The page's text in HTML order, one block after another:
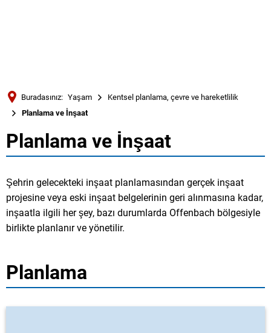
Русский
Buradasınız: Yaşam
Kentsel planlama, çevre ve hareketlilik
Planlama ve İnşaat
Planlama
İnşaat
Planlama ve İnşaat
Şehrin gelecekteki inşaat planlamasından gerçek inşaat
projesine veya eski inşaat belgelerinin geri alınmasına kadar,
inşaatla ilgili her şey, bazı durumlarda Offenbach bölgesiyle
birlikte planlanır ve yönetilir.
Planlama